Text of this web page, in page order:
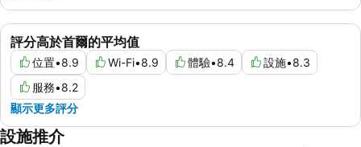
評分高於首爾的平均值
位置•8.9 Wi-Fi•8.9 體驗•8.4 設施•8.3
服務•8.2
顯示更多評分
設施推介